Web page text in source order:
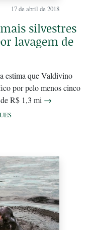
17 de abril de 2018
silvestres
lavagem de
estima que Valdivino
por pelo menos cinco
R$ 1,3 mi →